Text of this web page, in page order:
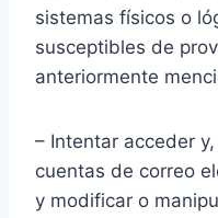
sistemas físicos o
susceptibles de
anteriormente
– Intentar acceder
cuentas de correo
y modificar o